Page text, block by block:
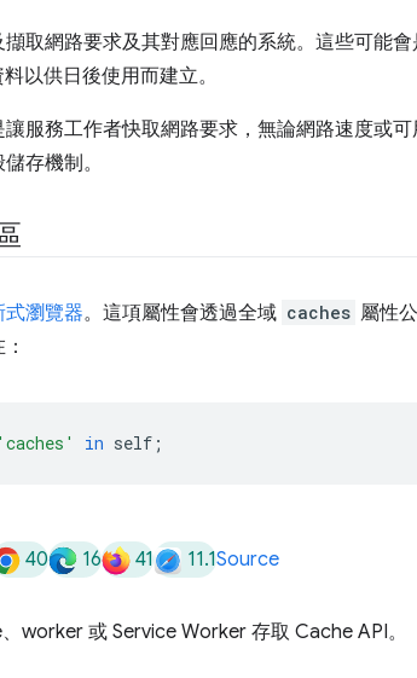
擷取網路要求及其對應回應的系統。這些可能
以供日後使用而建立。
服務工作者快取網路要求，無論網路速度或
存機制。
式瀏覽器。這項屬性會透過全域 caches 屬性
'caches' in self ;
40 16 41 11.1Source
worker 或 Service Worker 存取 Cache API。